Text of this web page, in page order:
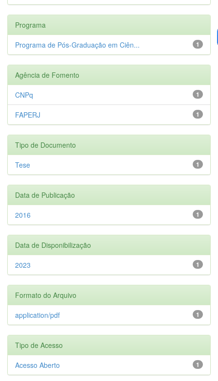
Programa
1
Programa de Pós-Graduação em Ciên...
Agência de Fomento
1
CNPq
1
FAPERJ
Tipo de Documento
1
Tese
Data de Publicação
1
2016
Data de Disponibilização
1
2023
Formato do Arquivo
1
application/pdf
Tipo de Acesso
1
Acesso Aberto